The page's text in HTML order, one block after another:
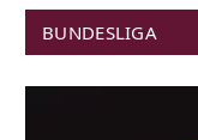
BUNDESLIGA